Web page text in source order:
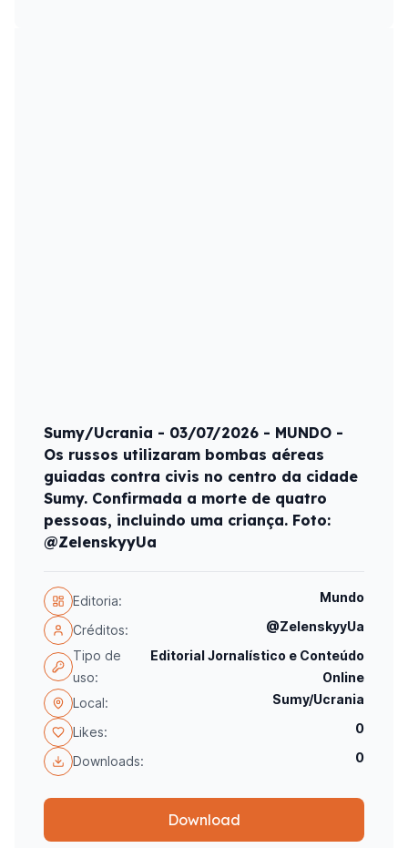
Sumy/Ucrania - 03/07/2026 - MUNDO -
Os russos utilizaram bombas aéreas
guiadas contra civis no centro da cidade
Sumy. Confirmada a morte de quatro
pessoas, incluindo uma criança. Foto:
@ZelenskyyUa
Editoria: Mundo
Créditos:
@ZelenskyyUa
Tipo de
uso:
Editorial Jornalístico e Conteúdo
Online
Local:
Sumy/Ucrania
Likes: 0
Downloads: 0
Download